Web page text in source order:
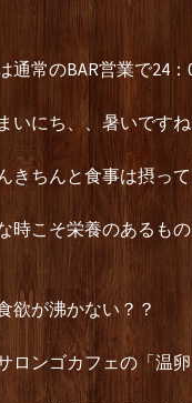
通常のBAR営業で24：
いにち、、暑いですね
きちんと食事は摂っ
時こそ栄養のあるも
欲が沸かない？？
ロンゴカフェの「温